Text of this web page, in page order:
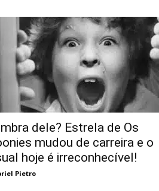
dele? Estrela de Os
mudou de carreira e o
hoje é irreconhecível!
Pietro